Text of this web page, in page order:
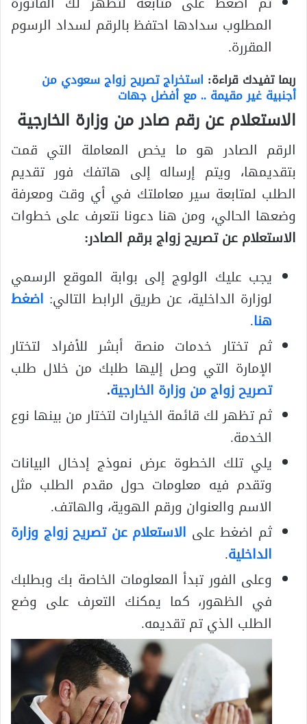
المطلوب سدادها احتفظ بالرقم لسداد الرسوم
المقررة.
ربما تفيدك قراءة: استخراج تصريح زواج سعودي من
أجنبية غير مقيمة .. مع أفضل جهات
الاستعلام عن رقم صادر من وزارة الخارجية
الرقم الصادر هو ما يخص المعاملة التي قمت
بتقديمها، ويتم إرساله إلى هاتفك فور تقديم
الطلب لمتابعة سير معاملتك في أي وقت ومعرفة
وضعها الحالي، ومن هنا دعونا نتعرف على خطوات
الاستعلام عن تصريح زواج برقم الصادر:
يجب عليك الولوج إلى بوابة الموقع الرسمي
لوزارة الداخلية، عن طريق الرابط التالي: اضغط
هنا.
ثم تختار خدمات منصة أبشر للأفراد لتختار
الإمارة التي وصل إليها طلبك من خلال طلب
تصريح زواج من وزارة الخارجية.
ثم تظهر لك قائمة الخيارات لتختار من بينها نوع
الخدمة.
يلي تلك الخطوة عرض نموذج إدخال البيانات
وتقدم فيه معلومات حول مقدم الطلب مثل
الاسم والعنوان ورقم الهوية، والهاتف.
ثم اضغط على الاستعلام عن تصريح زواج وزارة
الداخلية.
وعلى الفور تبدأ المعلومات الخاصة بك وبطلبك
في الظهور، كما يمكنك التعرف على وضع
الطلب الذي تم تقديمه.